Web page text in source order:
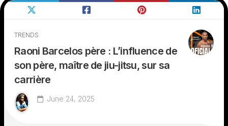
TRENDS
Raoni Barcelos père : L’influence de
son père, maître de jiu-jitsu, sur sa
carrière
June 24, 2025